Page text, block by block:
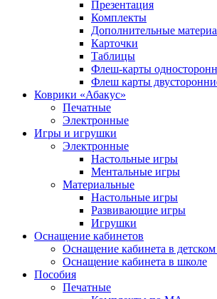
Презентация
Комплекты
Дополнительные
Карточки
Таблицы
Флеш-карты
Флеш карты
Коврики «Абакус»
Печатные
Электронные
Игры и игрушки
Электронные
Настольные игры
Ментальные игры
Материальные
Настольные игры
Развивающие игры
Игрушки
Оснащение кабинетов
Оснащение кабинета в детском
Оснащение кабинета в школе
Пособия
Печатные